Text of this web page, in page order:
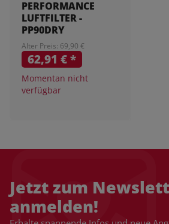
PERFORMANCE
LUFTFILTER -
PP90DRY
Alter Preis: 69,90 €
62,91 €*
Momentan nicht
verfügbar
Jetzt zum
anmelden!